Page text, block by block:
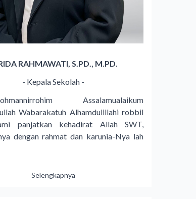
RAHMAWATI, S.PD., M.PD.
- Kepala Sekolah -
Assalamualaikum
Wabarakatuh Alhamdulillahi robbil
panjatkan kehadirat Allah SWT,
dengan rahmat dan karunia-Nya lah
Selengkapnya